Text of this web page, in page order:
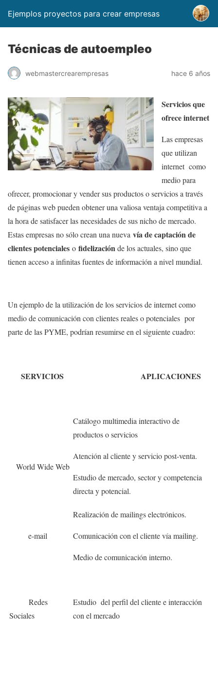
Ejemplos proyectos para crear empresas
Técnicas de autoempleo
webmastercrearempresas hace 6 años
Servicios que
ofrece internet
Las empresas
que utilizan
internet como
medio para
ofrecer, promocionar y vender sus productos o servicios a través
de páginas web pueden obtener una valiosa ventaja competitiva a
la hora de satisfacer las necesidades de sus nicho de mercado.
Estas empresas no sólo crean una nueva vía de captación de
clientes potenciales o fidelizaciónde los actuales, sino que
tienen acceso a infinitas fuentes de información a nivel mundial.
Un ejemplo de la utilización de los servicios de internet como
medio de comunicación con clientes reales o potenciales por
parte de las PYME, podrían resumirse en el siguiente cuadro:
SERVICIOS APLICACIONES
World Wide Web
Catálogo multimedia interactivo de
productos o servicios
Atención al cliente y servicio post-venta.
Estudio de mercado, sector y competencia
directa y potencial.
e-mail
Realización de mailings electrónicos.
Comunicación con el cliente vía mailing.
Medio de comunicación interno.
Redes
Sociales
Estudio del perfil del cliente e interacción
con el mercado